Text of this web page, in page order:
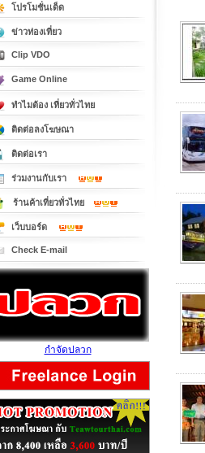
โปรโมชั่นเด็ด
ข่าวท่องเที่ยว
Clip VDO
Game Online
ทำไมต้อง เที่ยวทั่วไทย
ติดต่อลงโฆษณา
ติดต่อเรา
ร่วมงานกับเรา
ร้านค้าเที่ยวทั่วไทย
เว็บบอร์ด
Check E-mail
กำจัดปลวก